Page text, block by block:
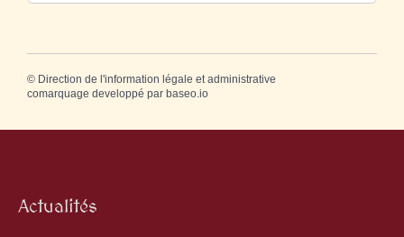
© Direction de l'information légale et administrative
comarquage developpé par baseo.io
Actualités